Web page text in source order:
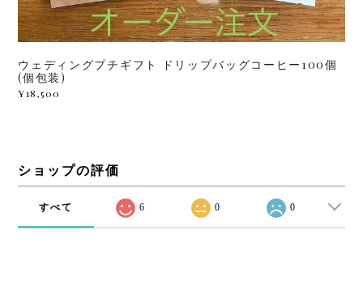
ウェディングプチギフト ドリップバッグコーヒー100個
(個包装)
¥18,500
ショップの評価
すべて 6 0 0